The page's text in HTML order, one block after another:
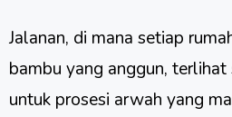
Jalanan, di mana setiap
bambu yang anggun,
untuk prosesi arwah yang